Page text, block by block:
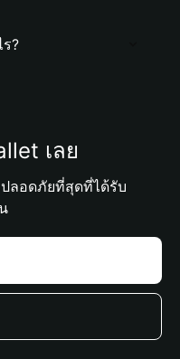
?
เลย
ลอดภัยที่สุดที่ได้รับ